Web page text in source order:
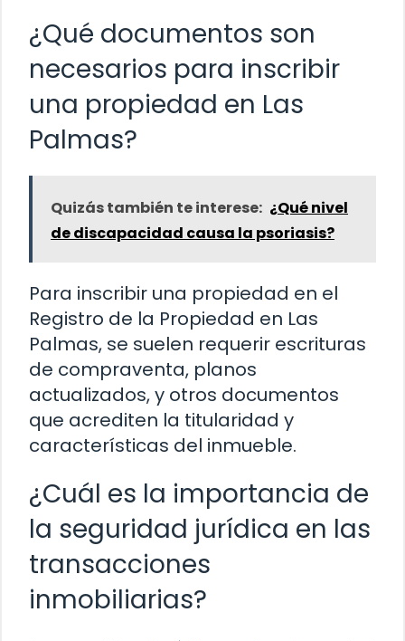
¿Qué documentos son
necesarios para inscribir
una propiedad en Las
Palmas?
Quizás también te interese: ¿Qué nivel
de discapacidad causa la psoriasis?
Para inscribir una propiedad en el
Registro de la Propiedad en Las
Palmas, se suelen requerir escrituras
de compraventa, planos
actualizados, y otros documentos
que acrediten la titularidad y
características del inmueble.
¿Cuál es la importancia de
la seguridad jurídica en las
transacciones
inmobiliarias?